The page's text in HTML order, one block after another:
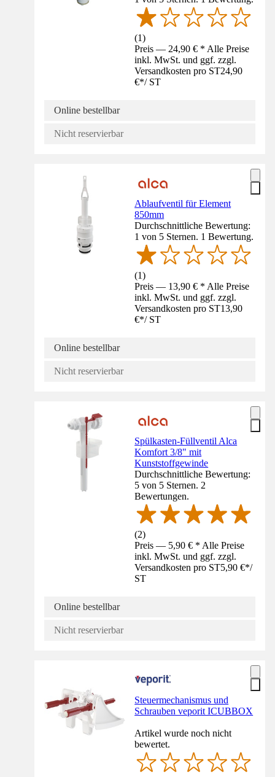
(1)
Preis — 24,90 € * Alle Preise
inkl. MwSt. und ggf. zzgl.
Versandkosten pro ST24,90
€*/ ST
Online bestellbar
Nicht reservierbar
Ablaufventil für Element
850mm
Durchschnittliche Bewertung:
1 von 5 Sternen. 1 Bewertung.
(1)
Preis — 13,90 € * Alle Preise
inkl. MwSt. und ggf. zzgl.
Versandkosten pro ST13,90
€*/ ST
Online bestellbar
Nicht reservierbar
Spülkasten-Füllventil Alca
Komfort 3/8" mit
Kunststoffgewinde
Durchschnittliche Bewertung:
5 von 5 Sternen. 2
Bewertungen.
(2)
Preis — 5,90 € * Alle Preise
inkl. MwSt. und ggf. zzgl.
Versandkosten pro ST5,90 €*/
ST
Online bestellbar
Nicht reservierbar
Steuermechanismus und
Schrauben veporit ICUBBOX
Artikel wurde noch nicht
bewertet.